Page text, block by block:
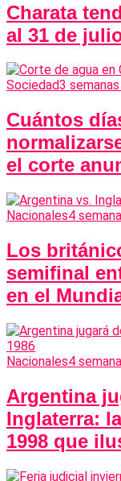
Charata
al 31 de
Sociedad3
Cuántos
el corte
Nacionales4
Los
semifinal
en el
Nacionales4
Argentina
Inglaterra:
1998 que